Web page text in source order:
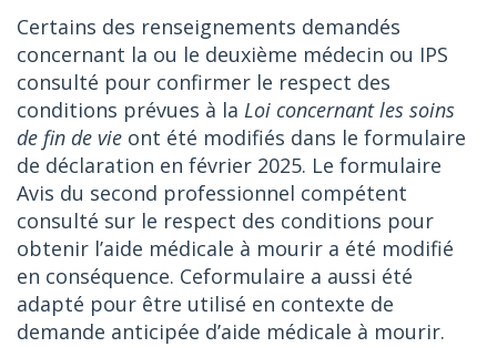
Certains des renseignements demandés
concernant la ou le deuxième médecin ou IPS
consulté pour confirmer le respect des
conditions prévues à la Loi concernant les soins
de fin de vie ont été modifiés dans le formulaire
de déclaration en février 2025. Le formulaire
Avis du second professionnel compétent
consulté sur le respect des conditions pour
obtenir l’aide médicale à mourir a été modifié
en conséquence. Ceformulaire a aussi été
adapté pour être utilisé en contexte de
demande anticipée d’aide médicale à mourir.